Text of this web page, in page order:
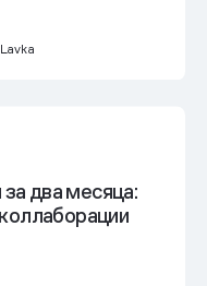
за два месяца: